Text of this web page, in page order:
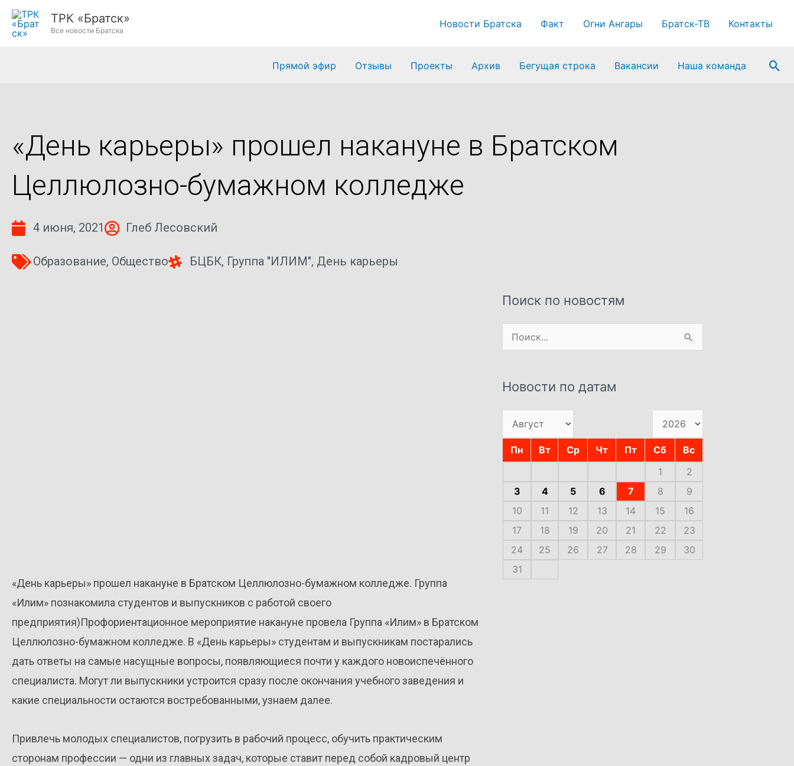
Перейти
ТРК «Братск»
Все новости Братска
Новости Братска Факт Огни Ангары Братск-ТВ Контакты
Прямой эфир Отзывы Проекты Архив Бегущая строка Вакансии Наша команда
«День карьеры» прошел накануне в Братском
Целлюлозно-бумажном колледже
4 июня, 2021 Глеб Лесовский
Образование, Общество БЦБК, Группа "ИЛИМ", День карьеры
«День карьеры» прошел накануне в Братском Целлюлозно-бумажном колледже. Группа
«Илим» познакомила студентов и выпускников с работой своего
предприятия)Профориентационное мероприятие накануне провела Группа «Илим» в Братском
Целлюлозно-бумажном колледже. В «День карьеры» студентам и выпускникам постарались
дать ответы на самые насущные вопросы, появляющиеся почти у каждого новоиспечённого
специалиста. Могут ли выпускники устроится сразу после окончания учебного заведения и
какие специальности остаются востребованными, узнаем далее.
Привлечь молодых специалистов, погрузить в рабочий процесс, обучить практическим
сторонам профессии — одни из главных задач, которые ставит перед собой кадровый центр
Поиск по новостям
Поиск:
Новости по датам
Пн Вт Ср Чт Пт Сб
Вс
1
2
3
4 5 6 7 8
9
10
11 12 13 14 15
16
17
18 19 20 21 22
23
24
25 26 27 28 29
30
31